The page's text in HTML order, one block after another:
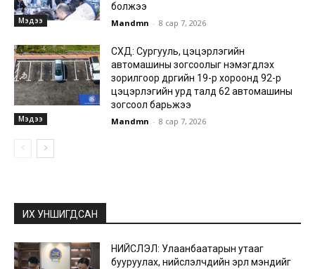
Мэдээ
болжээ
Mandmn - 8 сар 7, 2026
Мэдээ
СХД: Сургууль, цэцэрлэгийн
автомашины зогсоолыг нэмэгдүүлэх
зорилгоор дүүргийн 19-р хороонд 92-р
цэцэрлэгийн урд талд 62 автомашины
зогсоол барьжээ
Mandmn - 8 сар 7, 2026
ИХ УНШИГДСАН
НИЙСЛЭЛ: Улаанбаатарын утааг
бууруулах, нийслэлчүүдийн эрүүл мэндийг